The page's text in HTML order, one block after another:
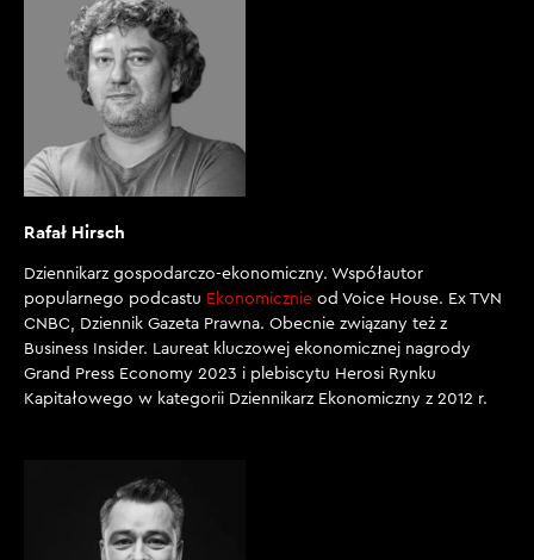
Rafał Hirsch
Dziennikarz gospodarczo-ekonomiczny. Współautor
popularnego podcastu Ekonomicznie od Voice House. Ex TVN
CNBC, Dziennik Gazeta Prawna. Obecnie związany też z
Business Insider. Laureat kluczowej ekonomicznej nagrody
Grand Press Economy 2023 i plebiscytu Herosi Rynku
Kapitałowego w kategorii Dziennikarz Ekonomiczny z 2012 r.